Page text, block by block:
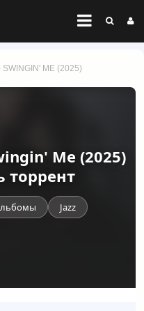
SWINGIN' ME (2025)
Me (2025)
торрент
Jazz